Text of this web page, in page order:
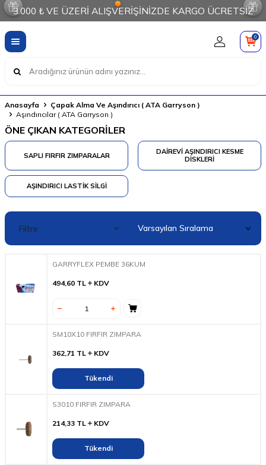
3.000 ₺ VE ÜZERİ ALIŞVERİŞİNİZDE KARGO ÜCRETSİZ
0
Anasayfa
Çapak Alma Ve Aşındırıcı ( ATA Garryson )
Aşındırıcılar ( ATA Garryson )
ÖNE ÇIKAN KATEGORİLER
SAPLI FIRFIR ZIMPARALAR
DAIREVI AŞINDIRICI KESME
DISKLERI
AŞINDIRICI LASTIK SILGI
Filtre
GARRYFLEX PEMBE 36KUM
494,60 TL KDV
SM10X10 FIRFIR ZIMPARA
362,71 TL KDV
Tükendi
S3010 FIRFIR ZIMPARA
214,33 TL KDV
Tükendi